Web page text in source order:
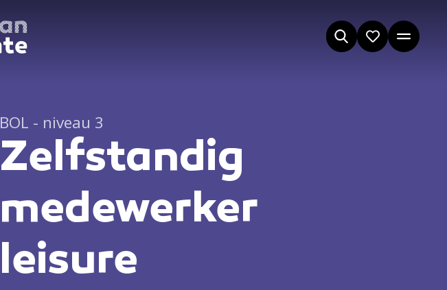
BOL - niveau 3
Zelfstandig
medewerker
leisure